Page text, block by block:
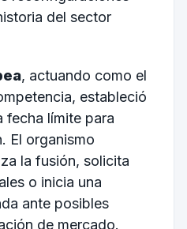
del sector
, actuando como el
estableció
fecha límite para
El organismo
la fusión, solicita
o inicia una
ante posibles
de mercado.